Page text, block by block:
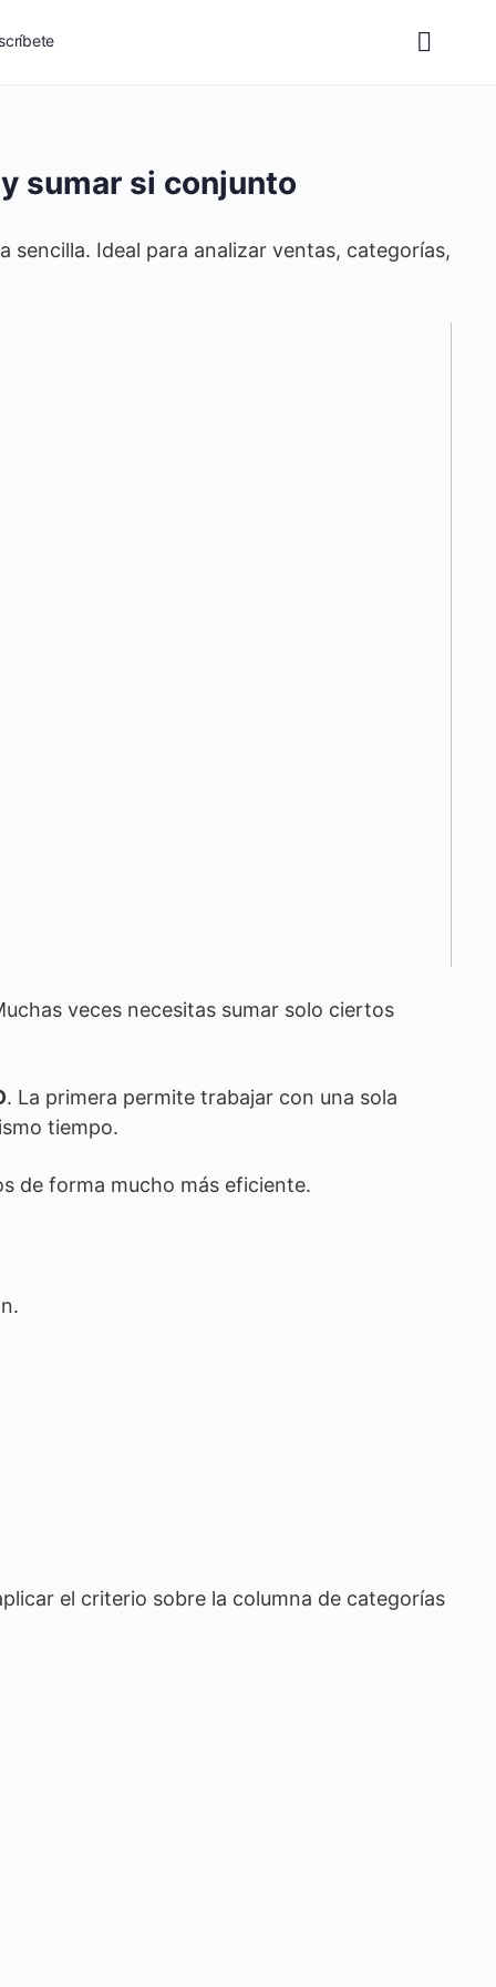
sumar si conjunto
sencilla. Ideal para analizar ventas, categorías,
veces necesitas sumar solo ciertos
. La primera permite trabajar con una sola
tiempo.
de forma mucho más eficiente.
el criterio sobre la columna de categorías